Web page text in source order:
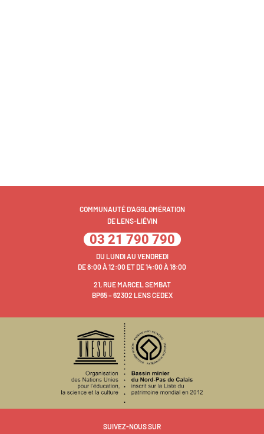
COMMUNAUTÉ D'AGGLOMÉRATION
DE LENS-LIÉVIN
03 21 790 790
DU LUNDI AU VENDREDI
DE 8:00 À 12:00 ET DE 14:00 À 18:00
21, RUE MARCEL SEMBAT
BP65 – 62302 LENS CEDEX
SUIVEZ-NOUS SUR